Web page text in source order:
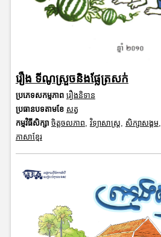
រឿង ទីណូស្រួចនិងផ្លែត្រសក់
ប្រភេទសកម្មភាព រឿងនិទាន
ប្រធានបទតាមខែ សត្វ
កម្មវិធីសិក្សា ចិត្តចលភាព, វិទ្យាសាស្រ្ត, សិក្សាសង្គម,
ភាសាខ្មែរ